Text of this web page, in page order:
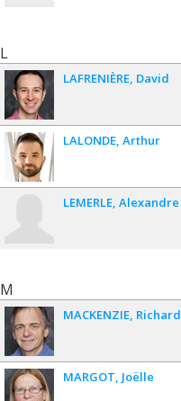
L
LAFRENIÈRE David
LALONDE Arthur
LEMERLE Alexandre
M
MACKENZIE Richard
MARGOT Joëlle